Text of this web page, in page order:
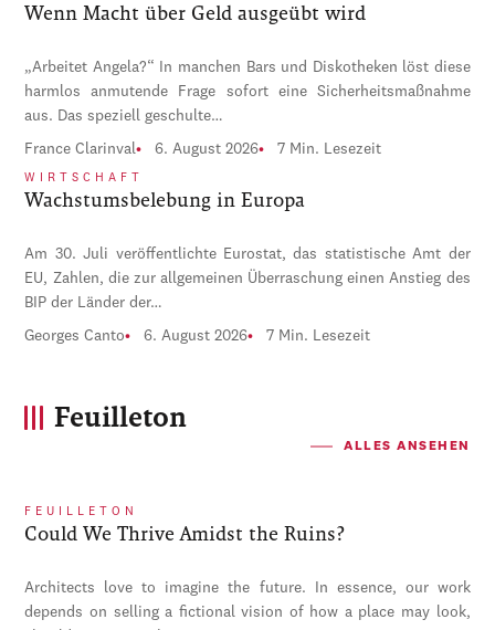
Wenn Macht über Geld ausgeübt wird
„Arbeitet Angela?“ In manchen Bars und Diskotheken löst diese
harmlos anmutende Frage sofort eine Sicherheitsmaßnahme
aus. Das speziell geschulte…
France Clarinval 6. August 2026 7 Min. Lesezeit
WIRTSCHAFT
Wachstumsbelebung in Europa
Am 30. Juli veröffentlichte Eurostat, das statistische Amt der
EU, Zahlen, die zur allgemeinen Überraschung einen Anstieg des
BIP der Länder der…
Georges Canto 6. August 2026 7 Min. Lesezeit
Feuilleton
ALLES ANSEHEN
FEUILLETON
Could We Thrive Amidst the Ruins?
Architects love to imagine the future. In essence, our work
depends on selling a fictional vision of how a place may look,